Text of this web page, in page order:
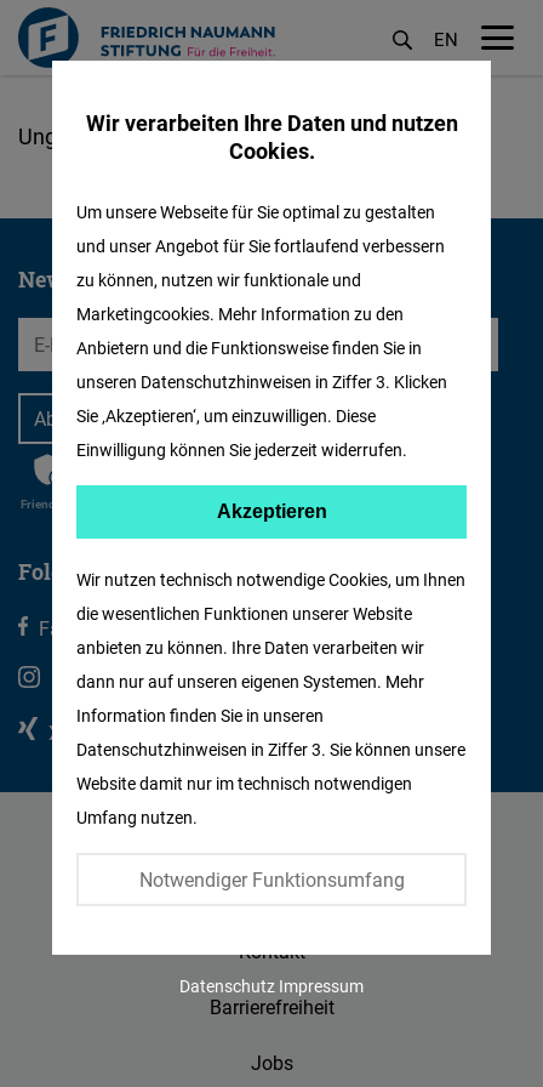
Direkt
EN
Newsletter abonnieren
EMail
CAPTCHAAnti-Roboter-Verifizierung
Friendly
Folgen Sie uns
Facebook
X
Instagram
Youtube
Xing
Impressum
Kontakt
Barrierefreiheit
Jobs
Wir verarbeiten Ihre Daten und nutzen
Cookies.
Wir nutzen technisch notwendige Cookies, um Ihnen
die wesentlichen Funktionen unserer Website
anbieten zu können. Ihre Daten verarbeiten wir
dann nur auf unseren eigenen Systemen. Mehr
Information finden Sie in unseren
Datenschutzhinweisen in Ziffer 3. Sie können unsere
Website damit nur im technisch notwendigen
Umfang nutzen.
Notwendiger Funktionsumfang
Um unsere Webseite für Sie optimal zu gestalten
und unser Angebot für Sie fortlaufend verbessern
zu können, nutzen wir funktionale und
Marketingcookies. Mehr Information zu den
Anbietern und die Funktionsweise finden Sie in
unseren Datenschutzhinweisen in Ziffer 3. Klicken
Sie ‚Akzeptieren‘, um einzuwilligen. Diese
Einwilligung können Sie jederzeit widerrufen.
Facebook
Embed
Twitter
Embed
Instagram
Akzeptieren
Datenschutz Impressum